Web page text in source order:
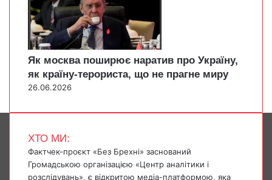
Як москва поширює наратив про Україну,
як країну-терориста, що не прагне миру
26.06.2026
ХТО МИ:
Фактчек-проєкт «Без Брехні» заснований
Громадською організацією «Центр аналітики і
розслідувань», є відкритою медіа-платформою, яка